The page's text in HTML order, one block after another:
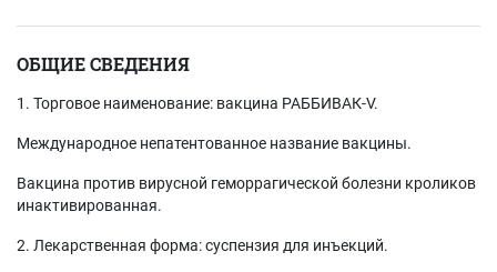
ОБЩИЕ СВЕДЕНИЯ
1. Торговое наименование: вакцина РАББИВАК-V.
Международное непатентованное название вакцины.
Вакцина против вирусной геморрагической болезни кроликов
инактивированная.
2. Лекарственная форма: суспензия для инъекций.